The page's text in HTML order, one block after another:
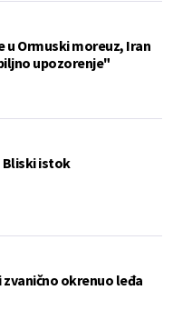
u Ormuski moreuz, Iran
upozorenje"
Bliski istok
zvanično okrenuo leđa